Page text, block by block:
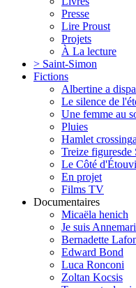
Presse
Lire Proust
Projets
À La lecture
> Saint-Simon
Fictions
Albertine a
Le silence de
Une femme au
Pluies
Hamlet crossing
Treize figuresde
Le Côté
En projet
Films TV
Documentaires
Micaëla henich
Je suis
Bernadette
Edward Bond
Luca Ronconi
Zoltan Kocsis